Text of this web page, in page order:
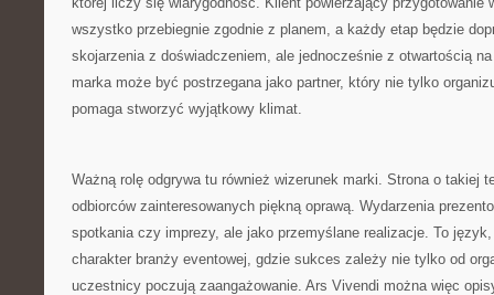
wszystko przebiegnie zgodnie z planem, a każdy etap będzie
skojarzenia z doświadczeniem, ale jednocześnie z otwartością
marka może być postrzegana jako partner, który nie tylko
pomaga stworzyć wyjątkowy klimat.
Ważną rolę odgrywa tu również wizerunek marki. Strona o takiej
odbiorców zainteresowanych piękną oprawą. Wydarzenia
spotkania czy imprezy, ale jako przemyślane realizacje. To
charakter branży eventowej, gdzie sukces zależy nie tylko od
uczestnicy poczują zaangażowanie. Ars Vivendi można więc